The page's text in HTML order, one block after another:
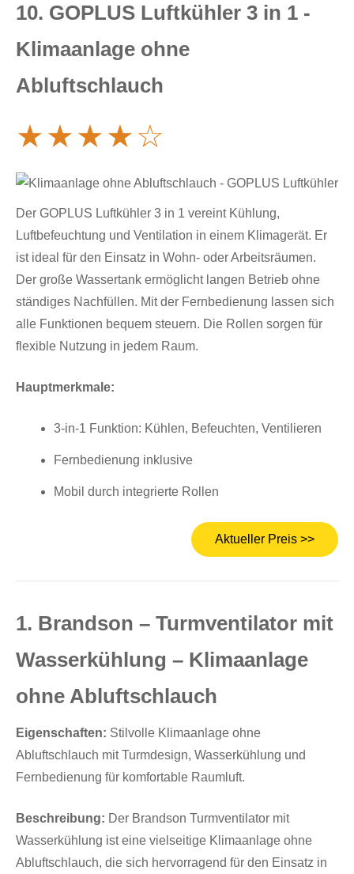
10. GOPLUS Luftkühler 3 in 1 -
Klimaanlage ohne
Abluftschlauch
★★★★☆
Der GOPLUS Luftkühler 3 in 1 vereint Kühlung,
Luftbefeuchtung und Ventilation in einem Klimagerät. Er
ist ideal für den Einsatz in Wohn- oder Arbeitsräumen.
Der große Wassertank ermöglicht langen Betrieb ohne
ständiges Nachfüllen. Mit der Fernbedienung lassen sich
alle Funktionen bequem steuern. Die Rollen sorgen für
flexible Nutzung in jedem Raum.
Hauptmerkmale:
3-in-1 Funktion: Kühlen, Befeuchten, Ventilieren
Fernbedienung inklusive
Mobil durch integrierte Rollen
Aktueller Preis >>
1. Brandson – Turmventilator mit
Wasserkühlung – Klimaanlage
ohne Abluftschlauch
Eigenschaften: Stilvolle Klimaanlage ohne
Abluftschlauch mit Turmdesign, Wasserkühlung und
Fernbedienung für komfortable Raumluft.
Beschreibung: Der Brandson Turmventilator mit
Wasserkühlung ist eine vielseitige Klimaanlage ohne
Abluftschlauch, die sich hervorragend für den Einsatz in